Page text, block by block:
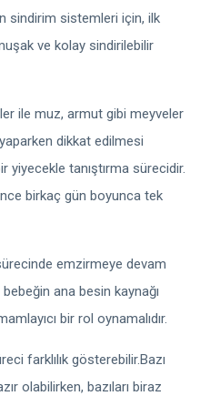
sindirim sistemleri için, ilk
ve kolay sindirilebilir
ile muz, armut gibi meyveler
dikkat edilmesi
yiyecekle tanıştırma sürecidir.
birkaç gün boyunca tek
emzirmeye devam
ana besin kaynağı
bir rol oynamalıdır.
farklılık gösterebilir.Bazı
olabilirken, bazıları biraz